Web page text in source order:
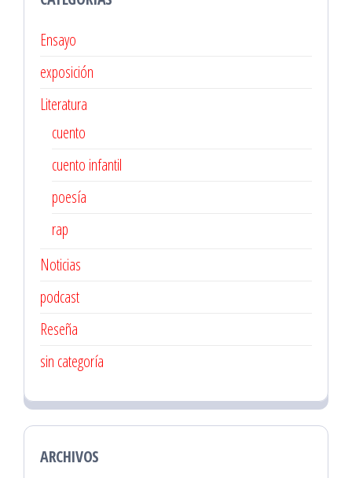
Ensayo
exposición
Literatura
cuento
cuento infantil
poesía
rap
Noticias
podcast
Reseña
sin categoría
ARCHIVOS